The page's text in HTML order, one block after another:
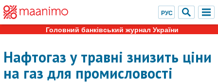
Головний банківський журнал України
Нафтогаз у травні знизить ціни
на газ для промисловості